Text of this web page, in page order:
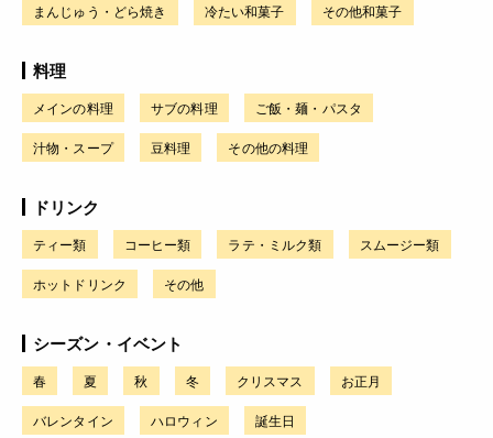
まんじゅう・どら焼き 冷たい和菓子 その他和菓子
料理
メインの料理 サブの料理 ご飯・麺・パスタ
汁物・スープ 豆料理 その他の料理
ドリンク
ティー類 コーヒー類 ラテ・ミルク類 スムージー類
ホットドリンク その他
シーズン・イベント
春 夏 秋 冬 クリスマス お正月
バレンタイン ハロウィン 誕生日